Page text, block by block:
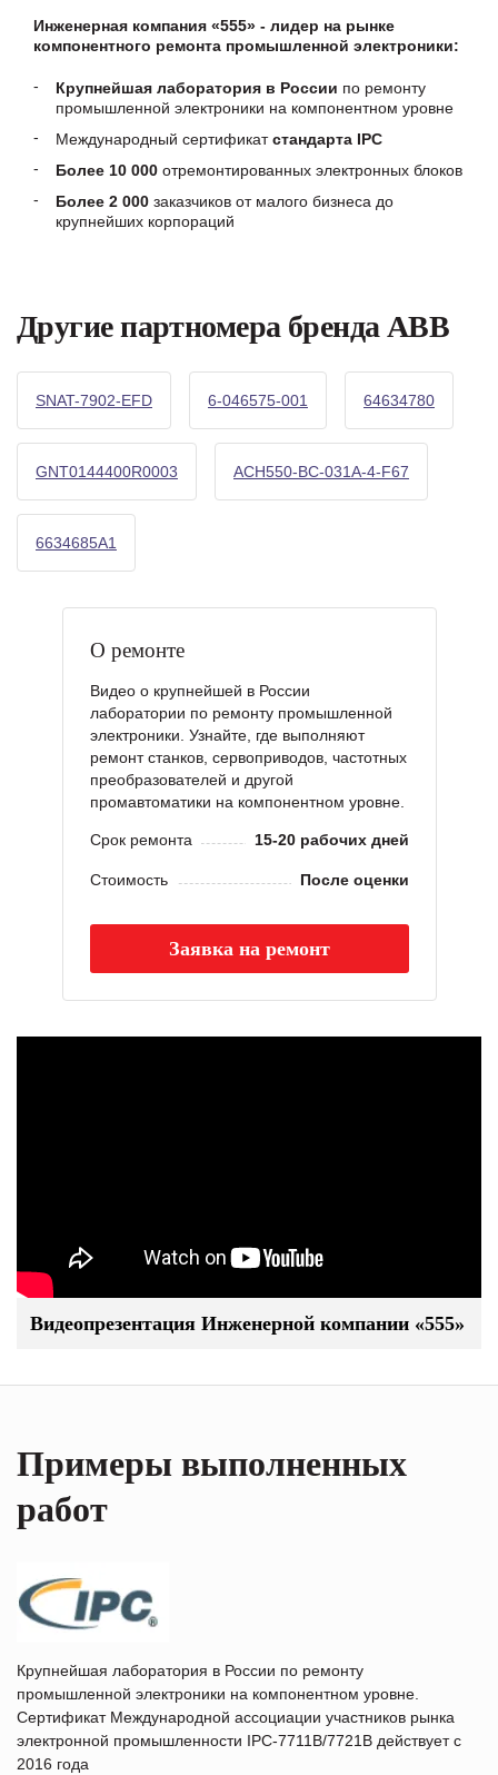
Инженерная компания «555» - лидер на рынке
компонентного ремонта промышленной электроники:
Крупнейшая лаборатория в России по ремонту
промышленной электроники на компонентном уровне
Международный сертификатстандарта IPC
Более 10 000 отремонтированных электронных блоков
Более 2 000 заказчиков от малого бизнеса до
крупнейших корпораций
Другие партномера бренда ABB
SNAT-7902-EFD 6-046575-001 64634780
GNT0144400R0003 ACH550-BC-031A-4-F67
6634685A1
О ремонте
Видео о крупнейшей в России
лаборатории по ремонту промышленной
электроники. Узнайте, где выполняют
ремонт станков, сервоприводов, частотных
преобразователей и другой
промавтоматики на компонентном уровне.
Срок ремонта 15-20 рабочих дней
Стоимость После оценки
Заявка на ремонт
Видеопрезентация Инженерной компании «555»
Примеры выполненных
работ
Крупнейшая лаборатория в России по ремонту
промышленной электроники на компонентном уровне.
Сертификат Международной ассоциации участников рынка
электронной промышленности IPC-7711B/7721B действует с
2016 года